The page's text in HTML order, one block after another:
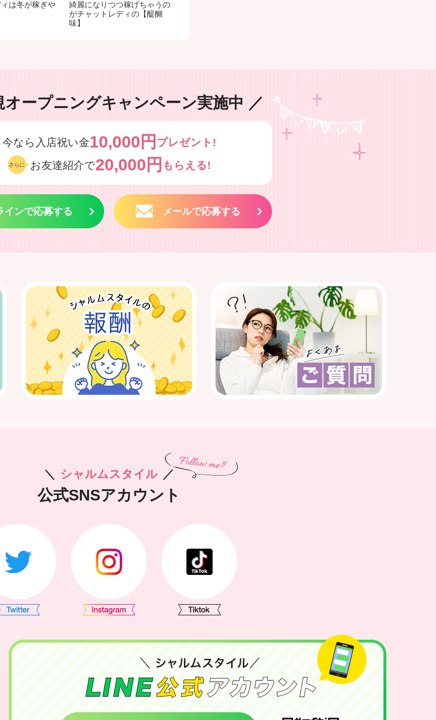
は冬が稼ぎや
綺麗になりつつ稼げちゃうの
がチャットレディの【醍醐
味】
ープニングキャンペーン実施中 ／
今なら入店祝い金10,000円 プレゼント!
さらに お友達紹介で20,000円 もらえる!
インで応募する メールで応募する
＼ シャルムスタイル ／
公式SNSアカウント